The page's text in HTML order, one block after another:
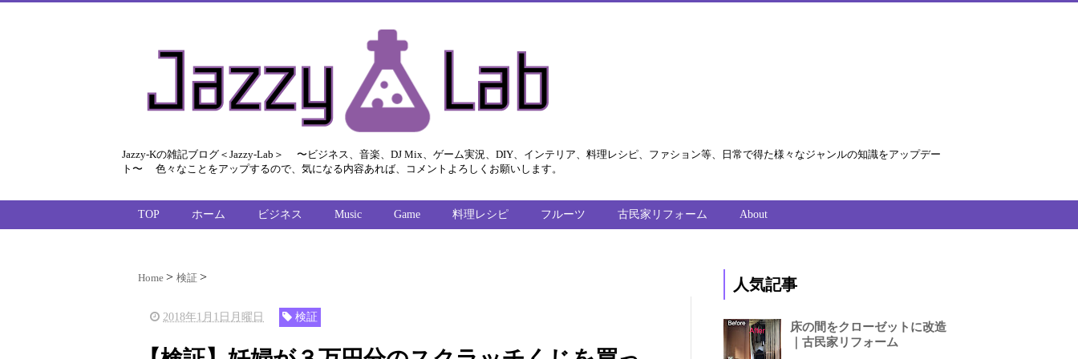
Jazzy-Kの雑記ブログ＜Jazzy-Lab＞ 〜ビジネス、音楽、DJ Mix、ゲーム実況、DIY、インテリア、料理レシピ、ファション等、日常で得た様々なジャンルの知識をアップデー
ト〜 色々なことをアップするので、気になる内容あれば、コメントよろしくお願いします。
TOP ホーム ビジネス Music Game 料理レシピ フルーツ 古民家リフォーム About
Home 検証
2018年1月1日月曜日 検証
人気記事
床の間をクローゼットに改造
｜古民家リフォーム